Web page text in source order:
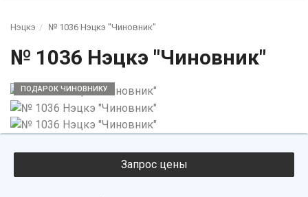
Нэцкэ № 1036 Нэцкэ "Чиновник"
№ 1036 Нэцкэ "Чиновник"
ПОДАРОК ЧИНОВНИКУ